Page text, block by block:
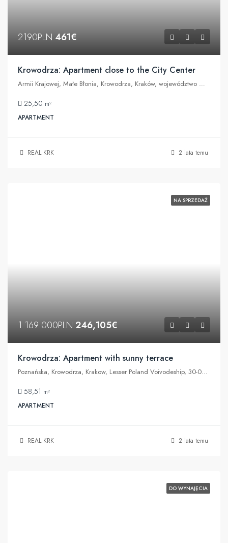
2190PLN 461€
Krowodrza: Apartment close to the City Center
Armii Krajowej, Małe Błonia, Krowodrza, Kraków, województwo małopolskie, 30-070, Polska
25,50 m²
APARTMENT
REAL KRK 2 lata temu
NA SPRZEDAŻ
1 169 000PLN 246,105€
Krowodrza: Apartment with sunny terrace
Poznańska, Krowodrza, Krakow, Lesser Poland Voivodeship, 30-012, Poland
58,51 m²
APARTMENT
REAL KRK 2 lata temu
DO WYNAJĘCIA